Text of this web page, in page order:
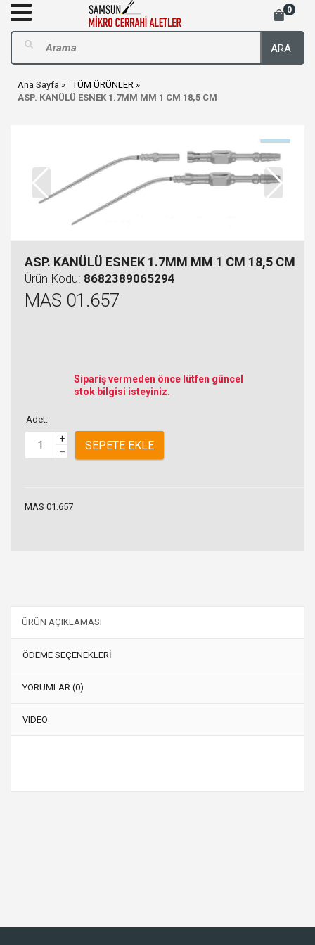
0
ARA
Ana Sayfa
TÜM ÜRÜNLER
ASP. KANÜLÜ ESNEK 1.7MM MM 1 CM 18,5 CM
ASP. KANÜLÜ ESNEK 1.7MM MM 1 CM 18,5 CM
Ürün Kodu: 8682389065294
MAS 01.657
Sipariş vermeden önce lütfen güncel
stok bilgisi isteyiniz.
Adet:
+
–
SEPETE EKLE
MAS 01.657
ÜRÜN AÇIKLAMASI
ÖDEME SEÇENEKLERİ
YORUMLAR (0)
VIDEO